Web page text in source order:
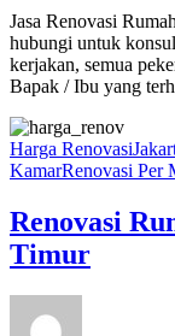
Jasa Renovasi
hubungi untuk
kerjakan, semua
Bapak / Ibu yang
Harga Renovasi
KamarRenovasi Per
Renovasi
Timur